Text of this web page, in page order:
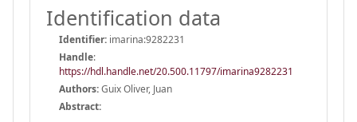
Identification data
Identifier: imarina:9282231
Handle:
https://hdl.handle.net/20.500.11797/imarina9282231
Authors:Guix Oliver, Juan
Abstract: